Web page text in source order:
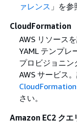
ァレンス 」を参
CloudFormation
AWS リソース
YAML テンプレ
プロビジョニン
AWS サービス
さい。
Amazon EC2 クエ